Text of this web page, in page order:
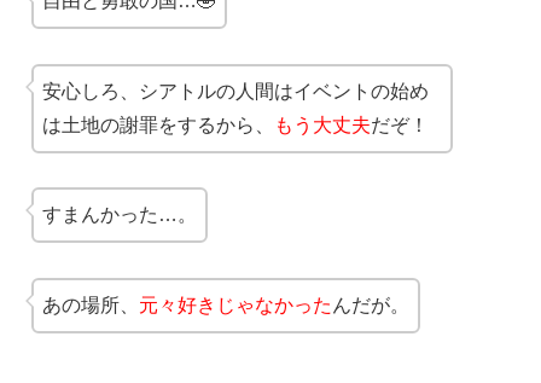
安心しろ、シアトルの人間はイベントの始め
は土地の謝罪をするから、
もう大丈夫だぞ！
すまんかった…。
あの場所、 元々好きじゃなかった んだが。